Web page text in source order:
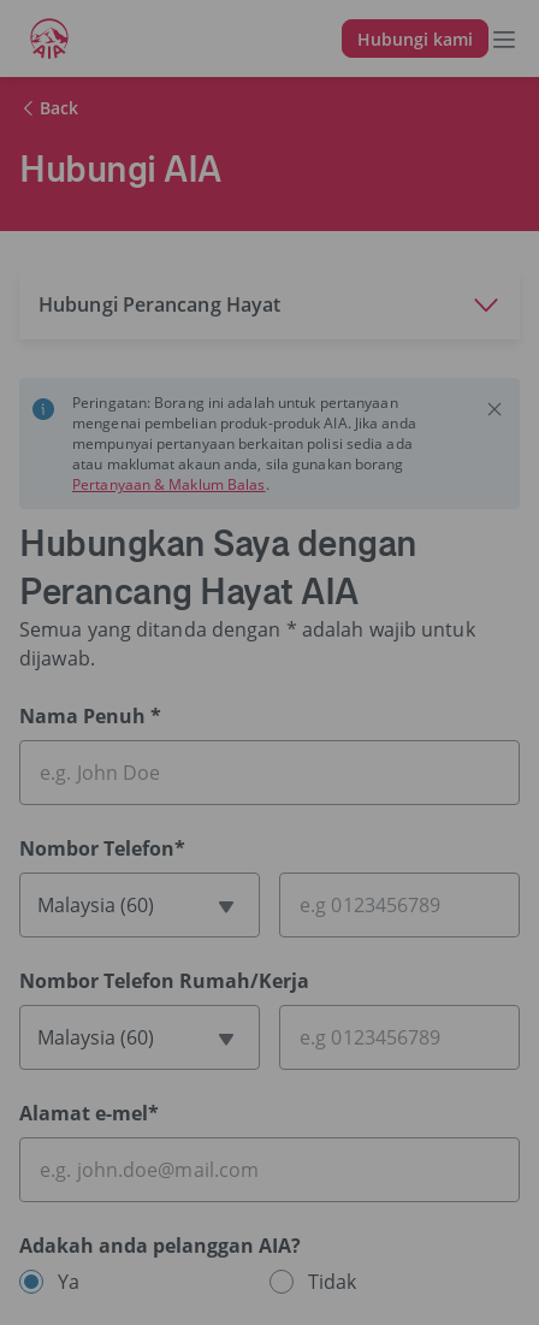
Hubungi kami
Back
Hubungi AIA
Hubungi Perancang Hayat
Peringatan: Borang ini adalah untuk pertanyaan
mengenai pembelian produk-produk AIA. Jika anda
mempunyai pertanyaan berkaitan polisi sedia ada
atau maklumat akaun anda, sila gunakan borang
Pertanyaan & Maklum Balas.
Hubungkan Saya dengan
Perancang Hayat AIA
Semua yang ditanda dengan * adalah wajib untuk
dijawab.
Nama Penuh *
Nombor Telefon*
Malaysia (60)
Nombor Telefon Rumah/Kerja
Malaysia (60)
Alamat e-mel*
Adakah anda pelanggan AIA?
Ya
Tidak